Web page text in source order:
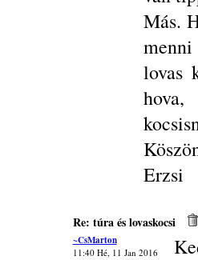
Más.
lovas
Erzsi
Re: túra és lovaskocsi
~CsMarton
11:40 Hé, 11 Jan 2016